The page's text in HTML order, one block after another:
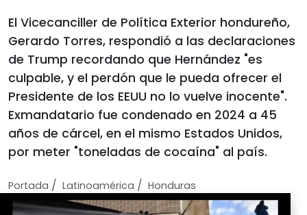
El Vicecanciller de Política Exterior hondureño,
Gerardo Torres, respondió a las declaraciones
de Trump recordando que Hernández "es
culpable, y el perdón que le pueda ofrecer el
Presidente de los EEUU no lo vuelve inocente".
Exmandatario fue condenado en 2024 a 45
años de cárcel, en el mismo Estados Unidos,
por meter "toneladas de cocaína" al país.
Portada / Latinoamérica / Honduras